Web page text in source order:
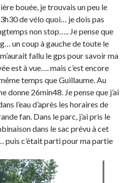
bouée, je trouvais un peu le
de vélo quoi… je dois pas
non stop….. Je pense que
un coup à gauche de toute le
fallu le gps pour savoir ma
est à vue…. mais c’est encore
temps que Guillaume. Au
26min48. Je pense que j’ai
l’eau d’après les horaires de
fan. Dans le parc, j’ai pris le
dans le sac prévu à cet
puis c’était parti pour ma partie